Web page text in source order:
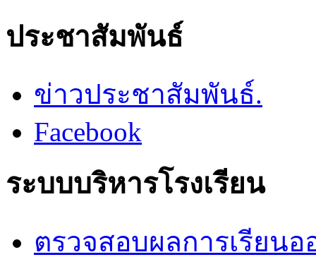
ประชาสัมพันธ์
ข่าวประชาสัมพันธ์.
Facebook
ระบบบริหารโรงเรียน
ตรวจสอบผลการเรียน